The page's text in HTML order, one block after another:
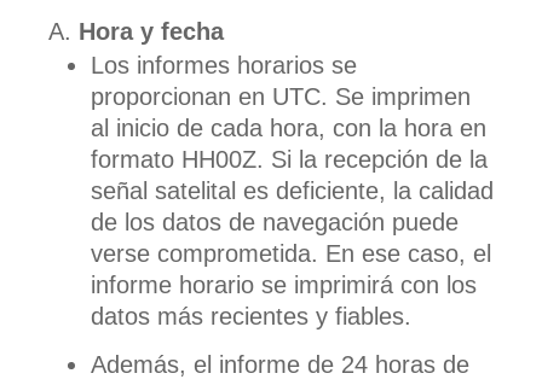
Hora y fecha
Los informes horarios se
proporcionan en UTC. Se imprimen
al inicio de cada hora, con la hora en
formato HH00Z. Si la recepción de la
señal satelital es deficiente, la calidad
de los datos de navegación puede
verse comprometida. En ese caso, el
informe horario se imprimirá con los
datos más recientes y fiables.
Además, el informe de 24 horas de